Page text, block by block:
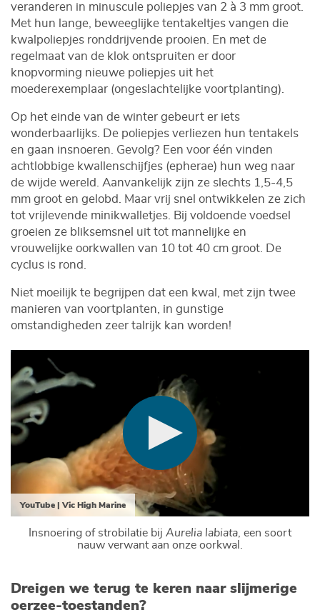
veranderen in minuscule poliepjes van 2 à 3 mm groot.
Met hun lange, beweeglijke tentakeltjes vangen die
kwalpoliepjes ronddrijvende prooien. En met de
regelmaat van de klok ontspruiten er door
knopvorming nieuwe poliepjes uit het
moederexemplaar (ongeslachtelijke voortplanting).
Op het einde van de winter gebeurt er iets
wonderbaarlijks. De poliepjes verliezen hun tentakels
en gaan insnoeren. Gevolg? Een voor één vinden
achtlobbige kwallenschijfjes (epherae) hun weg naar
de wijde wereld. Aanvankelijk zijn ze slechts 1,5-4,5
mm groot en gelobd. Maar vrij snel ontwikkelen ze zich
tot vrijlevende minikwalletjes. Bij voldoende voedsel
groeien ze bliksemsnel uit tot mannelijke en
vrouwelijke oorkwallen van 10 tot 40 cm groot. De
cyclus is rond.
Niet moeilijk te begrijpen dat een kwal, met zijn twee
manieren van voortplanten, in gunstige
omstandigheden zeer talrijk kan worden!
YouTube | Vic High Marine
Insnoering of strobilatie bij Aurelia labiata , een soort
nauw verwant aan onze oorkwal.
Dreigen we terug te keren naar slijmerige
oerzee-toestanden?